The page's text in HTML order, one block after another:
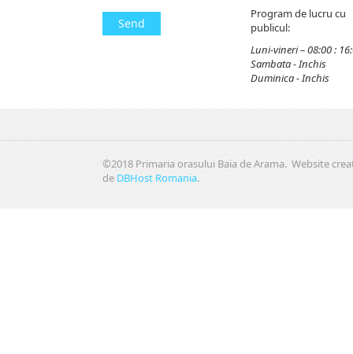
Send
Program de lucru cu
publicul:
Luni-vineri – 08:00 :
Sambata - Inchis
Duminica - Inchis
©2018 Primaria orasului Baia de Arama. Website
de DBHost Romania.